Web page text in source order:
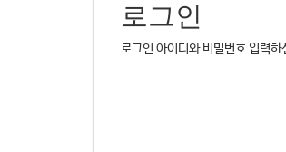
로그인
로그인 아이디와 비밀번호 입력